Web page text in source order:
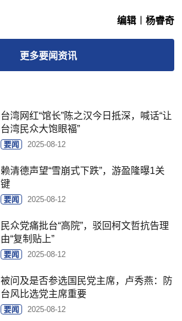
编辑︱杨睿奇
更多要闻资讯
台湾网红“馆长”陈之汉今日抵深，喊话“让
台湾民众大饱眼福”
要闻 2025-08-12
赖清德声望“雪崩式下跌”，游盈隆曝1关
键
要闻 2025-08-12
民众党痛批台“高院”，驳回柯文哲抗告理
由“复制贴上”
要闻 2025-08-12
被问及是否参选国民党主席，卢秀燕：防
台风比选党主席重要
要闻 2025-08-12